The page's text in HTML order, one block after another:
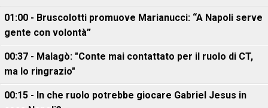
01:00 - Bruscolotti promuove Marianucci: “A Napoli serve
gente con volontà”
00:37 - Malagò: "Conte mai contattato per il ruolo di CT,
ma lo ringrazio"
00:15 - In che ruolo potrebbe giocare Gabriel Jesus in